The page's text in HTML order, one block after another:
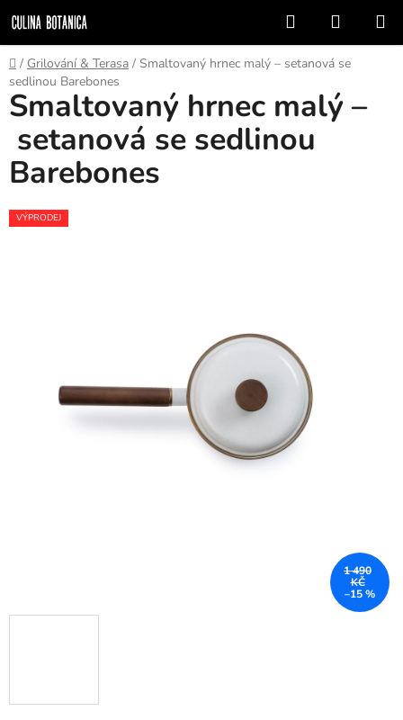
na
obsah
Hledat
KOŠÍK
Domů
/ Grilování & Terasa / Smaltovaný hrnec malý – setanová se
sedlinou Barebones
Smaltovaný hrnec malý –
setanová se sedlinou
Barebones
VÝPRODEJ
1 490
KČ
–15 %